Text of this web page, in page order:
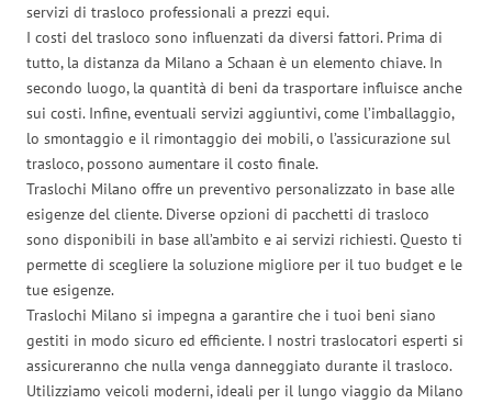
servizi di trasloco professionali a prezzi equi.
I costi del trasloco sono influenzati da diversi fattori. Prima di
tutto, la distanza da Milano a Schaan è un elemento chiave. In
secondo luogo, la quantità di beni da trasportare influisce anche
sui costi. Infine, eventuali servizi aggiuntivi, come l’imballaggio,
lo smontaggio e il rimontaggio dei mobili, o l’assicurazione sul
trasloco, possono aumentare il costo finale.
Traslochi Milano offre un preventivo personalizzato in base alle
esigenze del cliente. Diverse opzioni di pacchetti di trasloco
sono disponibili in base all’ambito e ai servizi richiesti. Questo ti
permette di scegliere la soluzione migliore per il tuo budget e le
tue esigenze.
Traslochi Milano si impegna a garantire che i tuoi beni siano
gestiti in modo sicuro ed efficiente. I nostri traslocatori esperti si
assicureranno che nulla venga danneggiato durante il trasloco.
Utilizziamo veicoli moderni, ideali per il lungo viaggio da Milano